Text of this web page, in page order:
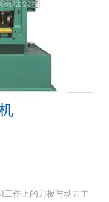
工作上的刀板与动力主